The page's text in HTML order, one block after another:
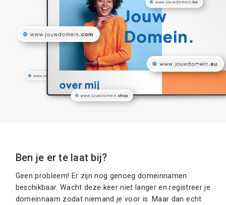
Ben je er te laat bij?
Geen probleem! Er zijn nog genoeg domeinnamen
beschikbaar. Wacht deze keer niet langer en registreer je
domeinnaam zodat niemand je voor is. Maar dan echt.